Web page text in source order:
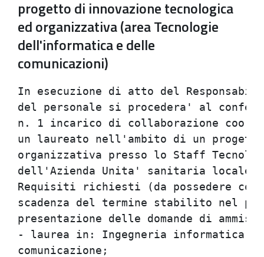
progetto di innovazione tecnologica
ed organizzativa (area Tecnologie
dell'informatica e delle
comunicazioni)
In esecuzione di atto del
del personale si procedera' al
n. 1 incarico di collaborazione
un laureato nell'ambito di un
organizzativa presso lo Staff
dell'Azienda Unita' sanitaria locale
Requisiti richiesti (da possedere
scadenza del termine stabilito nel
presentazione delle domande di
- laurea in: Ingegneria informatica,
comunicazione;